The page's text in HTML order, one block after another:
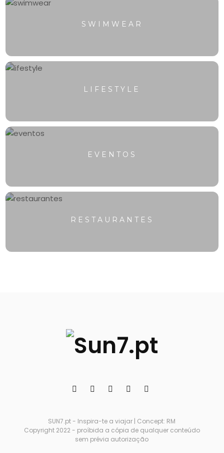
SWIMWEAR
LIFESTYLE
EVENTOS
RESTAURANTES
SUN7.pt - Inspira-te a viajar | Concept: RM
Copyright 2022 - proíbida a cópia de qualquer conteúdo
sem prévia autorização